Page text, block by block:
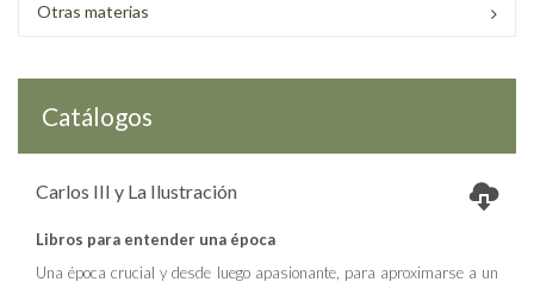
Otras materias
Catálogos
Carlos III y La Ilustración
Libros para entender una época
Una época crucial y desde luego apasionante, para aproximarse a un